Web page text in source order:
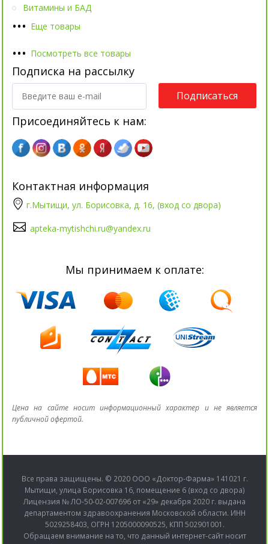
••• Еще товары
Витамины и БАД
••• Посмотреть все товары
Подписка на рассылку
Подписаться
Присоединяйтесь к нам:
Контактная информация
г.Мытищи, ул. Борисовка, д. 16, (вход со двора)
apteka-mytishchi.ru@yandex.ru
Мы принимаем к оплате:
Цена на сайте носит информационный характер и не является
публичной офертой.
Все права защищены. © 2020 ООО «Доктор-Фарма» 141021 г.
Мытищи, улица Борисовка 16, помещение 6 (вход со двора)
Лицензия № ЛО-50-02-007696 от «29» декабря 2020 г. выдана
департаментом здравоохранения Московской области. ИНН
5029258403, ОГРН 1205000090525, КПП 502901001.
Обращаем внимание на то, что данный интернет-сайт носит